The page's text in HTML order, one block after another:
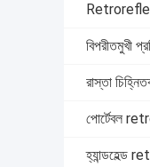
বিপরীতমুখী
রাস্তা
পোর্টেবল